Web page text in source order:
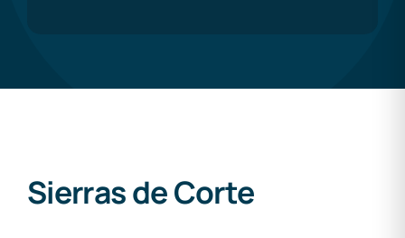
Sierras de Corte